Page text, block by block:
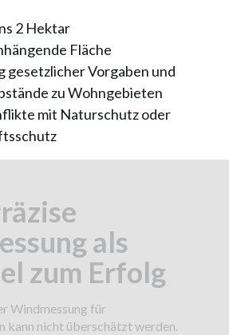
2 Hektar
Fläche
gesetzlicher Vorgaben und
zu Wohngebieten
mit Naturschutz oder
als
zum Erfolg
Windmessung für
kann nicht überschätzt werden.